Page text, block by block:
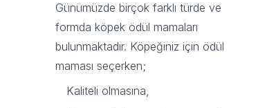
Günümüzde birçok farklı türde ve
formda köpek ödül mamaları
bulunmaktadır. Köpeğiniz için ödül
maması seçerken;
Kaliteli olmasına,